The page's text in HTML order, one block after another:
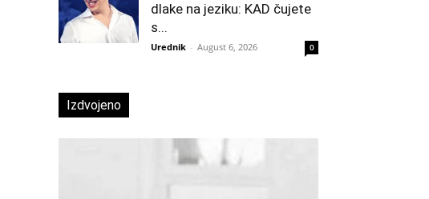
dlake na jeziku: KAD čujete
s...
Urednik - August 6, 2026 0
Izdvojeno